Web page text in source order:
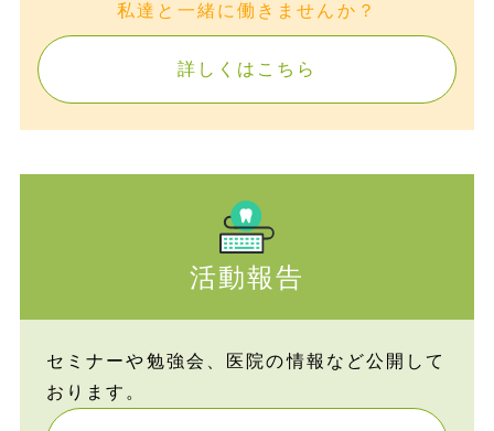
私達と一緒に働きませんか？
詳しくはこちら
活動報告
セミナーや勉強会、医院の情報など公開して
おります。